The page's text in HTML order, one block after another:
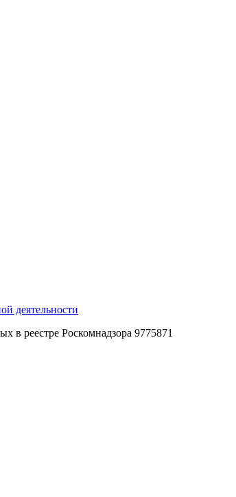
деятельности
в реестре Роскомнадзора 9775871